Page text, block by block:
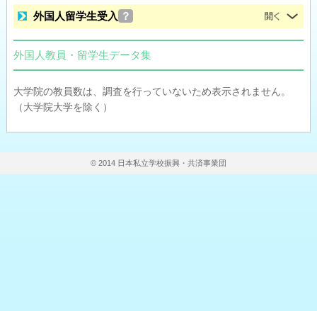
外国人留学生受入 ？
外国人教員・留学生データ集
大学院の教員数は、調査を行っていないため表示されません。
（大学院大学を除く）
© 2014 日本私立学校振興・共済事業団